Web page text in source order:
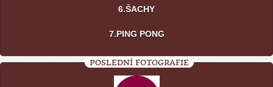
6.ŠACHY
7.PING PONG
POSLEDNÍ FOTOGRAFIE